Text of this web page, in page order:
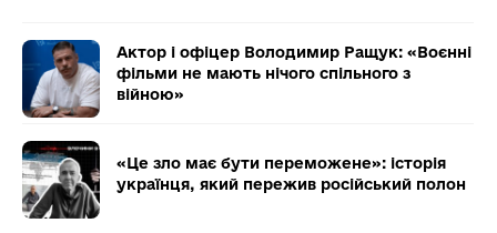
Актор і офіцер Володимир Ращук: «Воєнні
фільми не мають нічого спільного з
війною»
«Це зло має бути переможене»: історія
українця, який пережив російський полон